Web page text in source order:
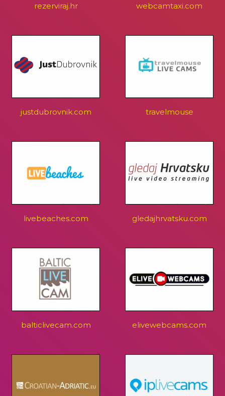
rezerviraj.hr webcamtaxi.com
justdubrovnik.com travelmouse
livebeaches.com gledajhrvatsku.com
balticlivecam.com elivewebcams.com